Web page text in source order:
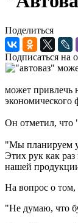
Поделиться
Подписаться на
может привлечь
Он отметил, что
"Мы планируем
Этих рук как
нашей
На вопрос о том,
"Не думаю, что